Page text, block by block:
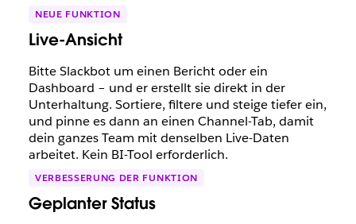
NEUE FUNKTION
Live-Ansicht
Bitte Slackbot um einen Bericht oder ein
Dashboard – und er erstellt sie direkt in der
Unterhaltung. Sortiere, filtere und steige tiefer ein,
und pinne es dann an einen Channel-Tab, damit
dein ganzes Team mit denselben Live-Daten
arbeitet. Kein BI-Tool erforderlich.
VERBESSERUNG DER FUNKTION
Geplanter Status